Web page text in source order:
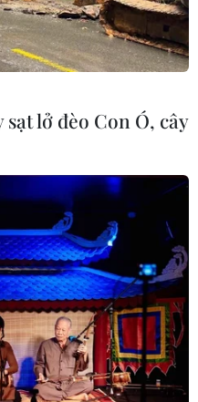
nhật thực
NAM
TÁM, KHÚC THANH
lở đèo Con Ó, cây